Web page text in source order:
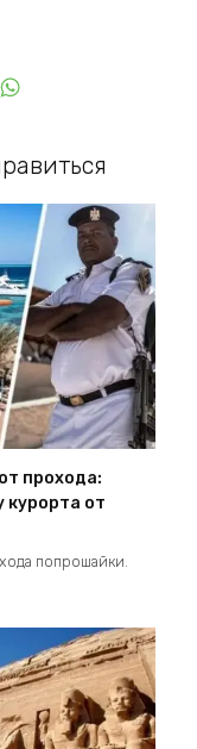
прохода:
курорта от
попрошайки.